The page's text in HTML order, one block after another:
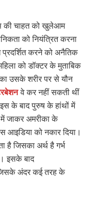
की चाहत को खुलेआम
को नियंत्रित करना
करने को अनैतिक
को डॉक्टर के मुताबिक
का उसके शरीर पर से यौन
वे कर नहीं सकती थीं
इस के बाद पुरुष के हांथों में
जाकर अमरीका के
आइडिया को नकार दिया।
है जिसका अर्थ है गर्भ
इसके बाद
अंदर कई तरह के